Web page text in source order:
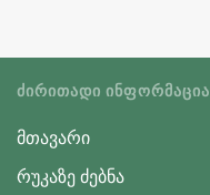
ᲫᲘᲠᲘᲗᲐᲓᲘ ᲘᲜᲤᲝᲠᲛᲐᲪᲘᲐ
მთავარი
რუკაზე ძებნა